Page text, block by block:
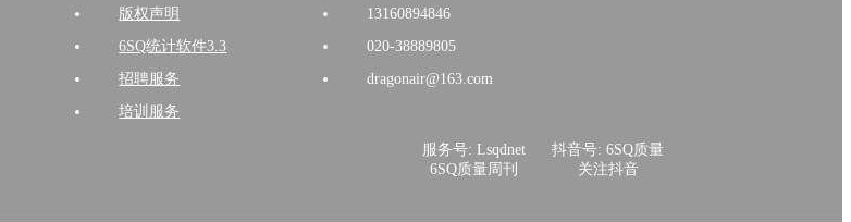
版权声明
6SQ统计软件3.3
招聘服务
培训服务
13160894846
020-38889805
dragonair@163.com
服务号: Lsqdnet
6SQ质量周刊
抖音号: 6SQ质量
关注抖音